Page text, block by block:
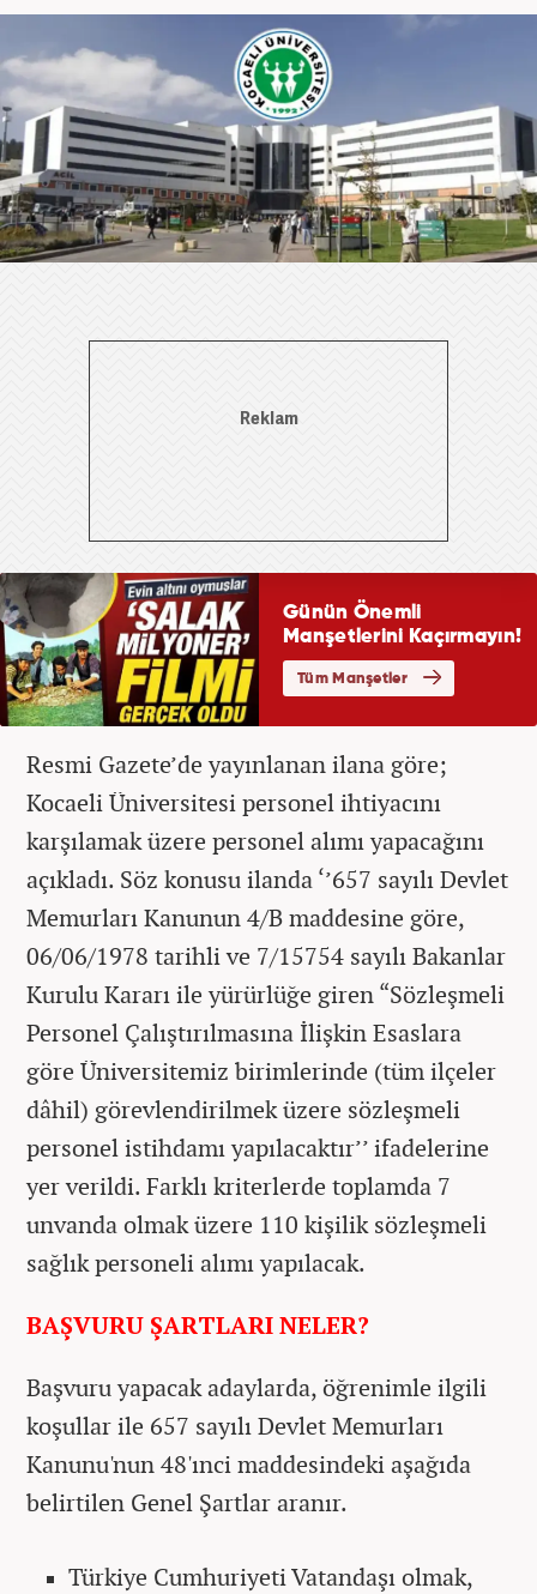
Resmi Gazete’de yayınlanan ilana göre;
Kocaeli Üniversitesi personel ihtiyacını
karşılamak üzere personel alımı yapacağını
açıkladı. Söz konusu ilanda ‘’657 sayılı Devlet
Memurları Kanunun 4/B maddesine göre,
06/06/1978 tarihli ve 7/15754 sayılı Bakanlar
Kurulu Kararı ile yürürlüğe giren “Sözleşmeli
Personel Çalıştırılmasına İlişkin Esaslara
göre Üniversitemiz birimlerinde (tüm ilçeler
dâhil) görevlendirilmek üzere sözleşmeli
personel istihdamı yapılacaktır’’ ifadelerine
yer verildi. Farklı kriterlerde toplamda 7
unvanda olmak üzere 110 kişilik sözleşmeli
sağlık personeli alımı yapılacak.
BAŞVURU ŞARTLARI NELER?
Başvuru yapacak adaylarda, öğrenimle ilgili
koşullar ile 657 sayılı Devlet Memurları
Kanunu'nun 48'ınci maddesindeki aşağıda
belirtilen Genel Şartlar aranır.
Türkiye Cumhuriyeti Vatandaşı olmak,